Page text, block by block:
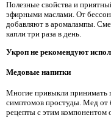
Полезные свойства и
эфирными маслами. От
добавляют в аромалампы.
капли три раза в день.
Укроп не рекомендуют
Медовые напитки
Многие привыкли принимать
симптомов простуды. Мед от
рецепты с этим компонентом